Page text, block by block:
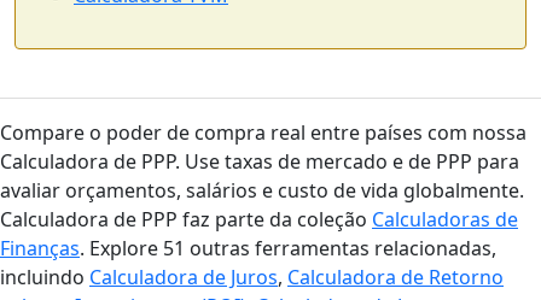
Compare o poder de compra real entre países com nossa
Calculadora de PPP. Use taxas de mercado e de PPP para
avaliar orçamentos, salários e custo de vida globalmente.
Calculadora de PPP faz parte da coleção Calculadoras de
Finanças. Explore 51 outras ferramentas relacionadas,
incluindo Calculadora de Juros, Calculadora de Retorno